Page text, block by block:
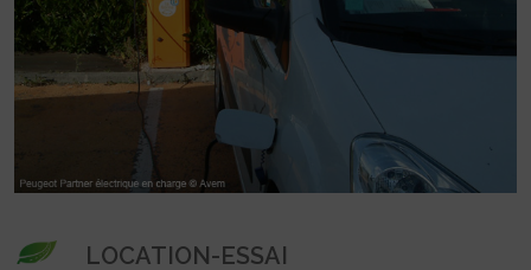
LOCATION-ESSAI